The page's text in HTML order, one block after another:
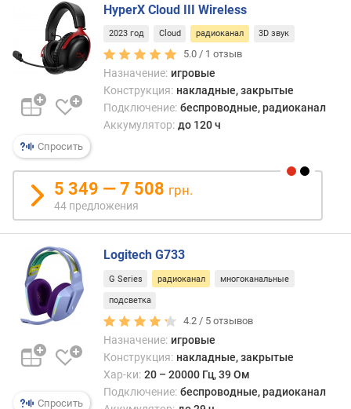
е
л
(
м
р
д
с
д
е
й
с
т
в
и
Спросить
HyperX Cloud III Wireless
2023 год Cloud радиоканал 3D звук
5.0 / 1 отзыв
Назначение: игровые
Конструкция: накладные, закрытые
Подключение: беспроводные, радиоканал
Аккумулятор: до 120 ч
5 349 — 7 508 грн.
44 предложения
Спросить
Logitech G733
G Series радиоканал многоканальные
подсветка
4.2 / 5 отзывов
Назначение: игровые
Конструкция: накладные, закрытые
Хар-ки: 20 – 20000 Гц, 39 Ом
Подключение: беспроводные, радиоканал